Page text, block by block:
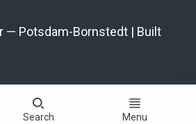
Search Menu
— Potsdam-Bornstedt | Built